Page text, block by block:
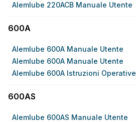
Alemlube 220ACB Manuale Utente
600A
Alemlube 600A Manuale Utente
Alemlube 600A Manuale Utente
Alemlube 600A Istruzioni Operative
600AS
Alemlube 600AS Manuale Utente